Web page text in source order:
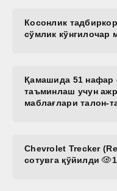
Косонлик
сўмлик кўнгилочар
Қамашида 51
таъминлаш учун
маблағлари талон-
Chevrolet Trecker
сотувга қўйилди